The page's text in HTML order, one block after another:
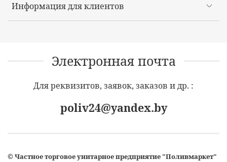
Информация для клиентов
Электронная почта
Для реквизитов, заявок, заказов и др. :
poliv24@yandex.by
©Частное торговое унитарное предприятие "Поливмаркет"